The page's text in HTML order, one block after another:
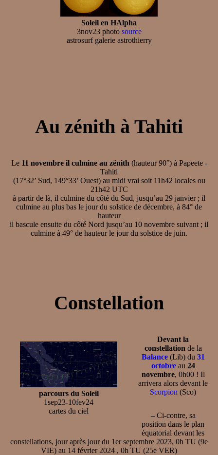
Soleil en HAlpha
3nov23 photo source
astrosurf galerie astrothierry
Au zénith à Tahiti
Le 11 novembre il culmine au zénith (hauteur 90°) à Papeete -
Tahiti
(17°32’ Sud, 149°33’ Ouest) au midi vrai soit 11h42 locales ou
21h42 UTC
à partir de là, il culmine du côté du Sud, jusqu’au 29 janvier ; il
culmine au plus bas le jour du solstice de décembre, à 84° de
hauteur
il bascule ensuite du côté Nord jusqu’au 10 novembre suivant ; il
culmine à 49° de hauteur le jour du solstice de juin.
Constellation
parcours du Soleil
1sep23-10fev24
cartes du ciel
Devant la
constellation de la
Balance(Lib) du 31
octobreau 24
novembre, 0h00 ! Il
arrivera alors devant le
Scorpion (Sco)
–Ci-contre, sa
position dans le plan
équatorial devant les
constellations, jour après jour du 1er septembre 2023, 0h TU (9e
VIE) au 14 février 2024 , 0h TU (25e VER)